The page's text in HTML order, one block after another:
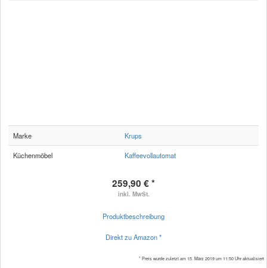
Marke Krups
Küchenmöbel Kaffeevollautomat
259,90 € *
inkl. MwSt.
Produktbeschreibung
Direkt zu Amazon *
* Preis wurde zuletzt am 15. März 2019 um 11:50 Uhr aktualisiert